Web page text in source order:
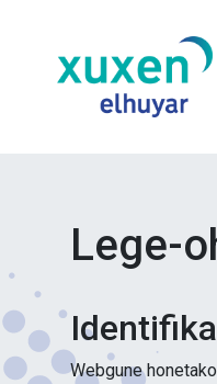
Lege-
Webgune